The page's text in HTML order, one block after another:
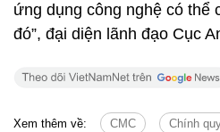
ứng dụng công nghệ có thể
đó”, đại diện lãnh đạo Cục
Xem thêm về: CMC Chính